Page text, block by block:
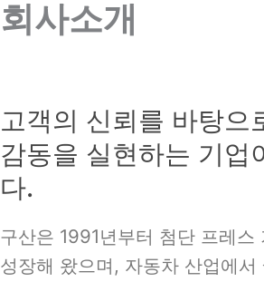
회사소개
고객의 신뢰를 바탕으
감동을 실현하는 기업
다.
구산은 1991년부터 첨단 프레스
성장해 왔으며, 자동차 산업에서